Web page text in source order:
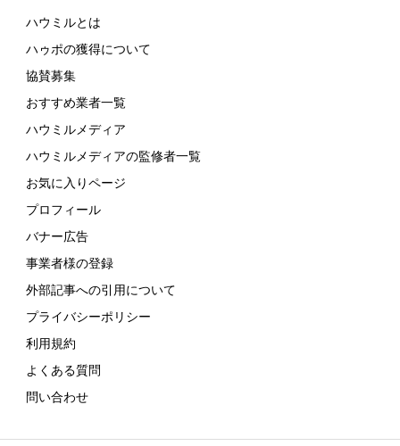
ハウミルとは
ハゥポの獲得について
協賛募集
おすすめ業者一覧
ハウミルメディア
ハウミルメディアの監修者一覧
お気に入りページ
プロフィール
バナー広告
事業者様の登録
外部記事への引用について
プライバシーポリシー
利用規約
よくある質問
問い合わせ